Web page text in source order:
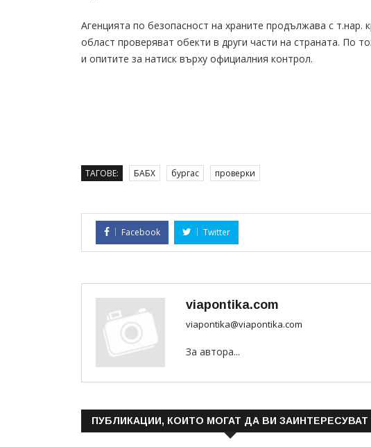
Агенцията по безопасност на храните продължава с т.нар.
област проверяват обекти в други части на страната. По
и опитите за натиск върху официалния контрол.
ТАГОВЕ: БАБХ бургас проверки
Facebook Twitter
viapontika.com
viapontika@viapontika.com
За автора...
ПУБЛИКАЦИИ, КОИТО МОГАТ ДА ВИ ЗАИНТЕРЕСУВАТ